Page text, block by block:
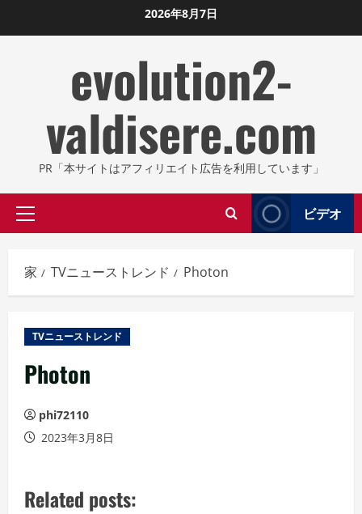
ン
2026年8月7日
evolution2-
valdisere.com
PR「本サイトはアフィリエイト広告を利用しています」
プ
イ
マ
ニ
ュ
ー
ビデオ
家 TVニューストレンド Photon
TVニューストレンド
Photon
phi72110
2023年3月8日
Related posts: